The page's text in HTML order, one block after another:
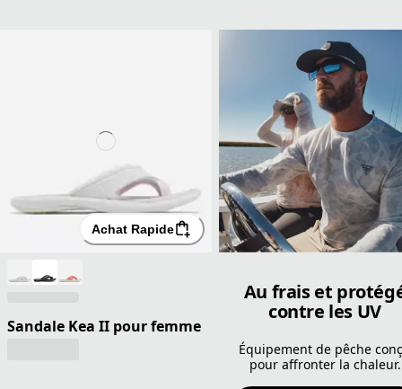
Achat Rapide
Sandale Kea II pour femme
Au frais et
contre les UV
Équipement de pêche
pour affronter la chaleur.